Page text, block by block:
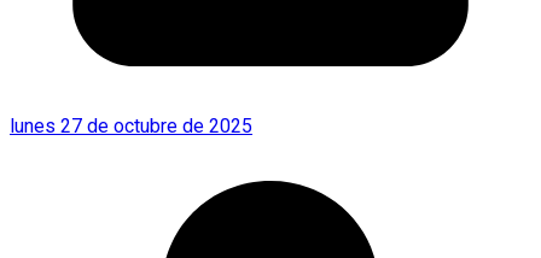
lunes 27 de octubre de 2025